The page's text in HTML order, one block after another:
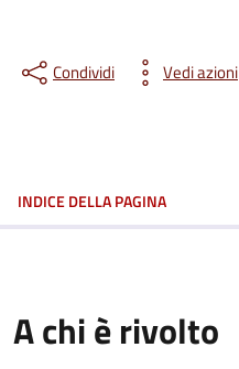
Condividi Vedi azioni
INDICE DELLA PAGINA
A chi è rivolto